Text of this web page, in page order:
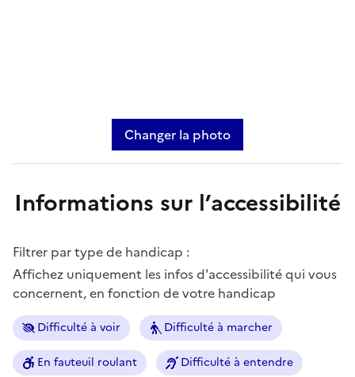
Changer la photo
Informations sur l’accessibilité
Filtrer par type de handicap :
Affichez uniquement les infos d'accessibilité qui vous
concernent, en fonction de votre handicap
Difficulté à voir Difficulté à marcher
En fauteuil roulant Difficulté à entendre